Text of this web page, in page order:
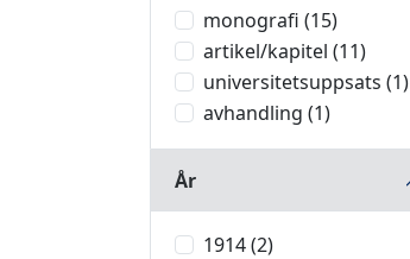
monografi (15)
artikel/kapitel (11)
universitetsuppsats (1)
avhandling (1)
År
1914 (2)